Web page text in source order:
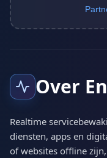
Over
Realtime
diensten, apps en
of websites offline